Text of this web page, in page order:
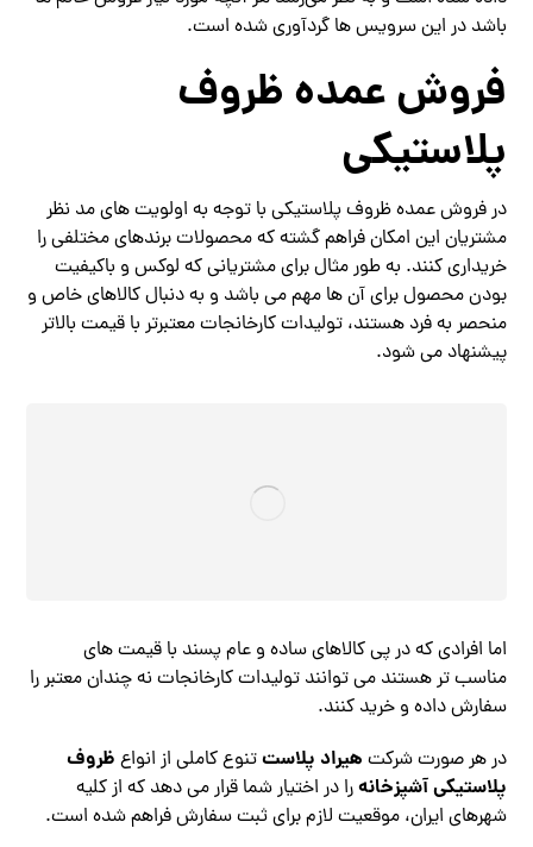
باشد در این سرویس ها گردآوری شده است.
فروش عمده ظروف
پلاستیکی
در فروش عمده ظروف پلاستیکی با توجه به اولویت های مد نظر
مشتریان این امکان فراهم گشته که محصولات برندهای مختلفی را
خریداری کنند. به طور مثال برای مشتریانی که لوکس و باکیفیت
بودن محصول برای آن ها مهم می باشد و به دنبال کالاهای خاص و
منحصر به فرد هستند، تولیدات کارخانجات معتبرتر با قیمت بالاتر
پیشنهاد می شود.
اما افرادی که در پی کالاهای ساده و عام پسند با قیمت های
مناسب تر هستند می توانند تولیدات کارخانجات نه چندان معتبر را
سفارش داده و خرید کنند.
در هر صورت شرکت هیراد پلاستتنوع کاملی از انواع ظروف
پلاستیکی آشپزخانهرا در اختیار شما قرار می دهد که از کلیه
شهرهای ایران، موقعیت لازم برای ثبت سفارش فراهم شده است.